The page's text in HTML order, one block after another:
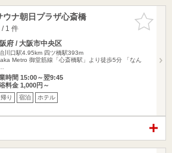
お気に入
りに追加
ナ朝日プラザ心斎橋
/ 1 件
府 / 大阪市中央区
川口駅4.95km 四ツ橋駅393m
Metro 御堂筋線「心斎橋駅」より徒歩5分 「なん
時間 15:00～翌9:45
料金 1,000円～
り 宿泊 ホテル